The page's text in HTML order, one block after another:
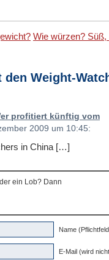
Wie würzen? Süß,
den Weight-
profitiert künftig vom
2009 um 10:45:
in China […]
ein Lob? Dann
Name
E-Mail (wird